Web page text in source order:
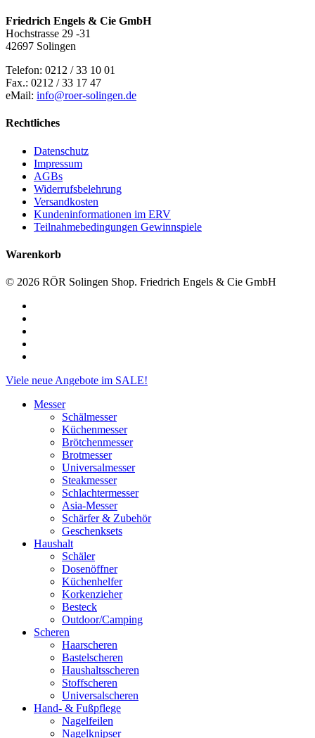
Friedrich Engels & Cie GmbH
Hochstrasse 29 -31
42697 Solingen
Telefon: 0212 / 33 10 01
Fax.: 0212 / 33 17 47
eMail: info@roer-solingen.de
Rechtliches
Datenschutz
Impressum
AGBs
Widerrufsbelehrung
Versandkosten
Kundeninformationen im ERV
Teilnahmebedingungen Gewinnspiele
Warenkorb
© 2026 RÖR Solingen Shop. Friedrich Engels & Cie GmbH
Close
Viele neue Angebote im SALE!
Messer
Schälmesser
Küchenmesser
Brötchenmesser
Brotmesser
Universalmesser
Steakmesser
Schlachtermesser
Asia-Messer
Schärfer & Zubehör
Geschenksets
Haushalt
Schäler
Dosenöffner
Küchenhelfer
Korkenzieher
Besteck
Outdoor/Camping
Scheren
Haarscheren
Bastelscheren
Haushaltsscheren
Stoffscheren
Universalscheren
Hand- & Fußpflege
Nagelfeilen
Nagelknipser